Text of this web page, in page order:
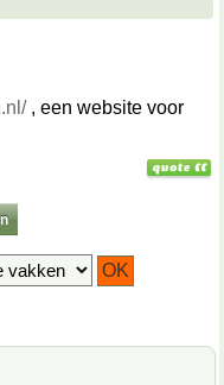
, een website voor